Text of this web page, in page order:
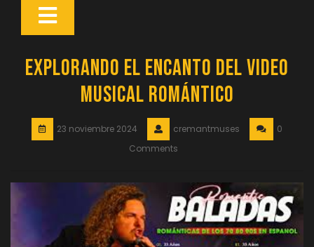
Botón
Explorando el Encanto del Video
Musical Romántico
23 noviembre 2024 cremantmuses
0
Comments